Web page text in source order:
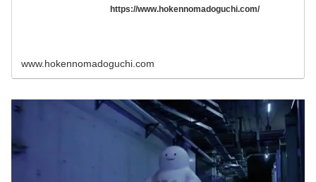
https://www.hokennomadoguchi.com/
www.hokennomadoguchi.com